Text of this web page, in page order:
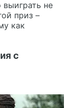
не
приз –
как
с